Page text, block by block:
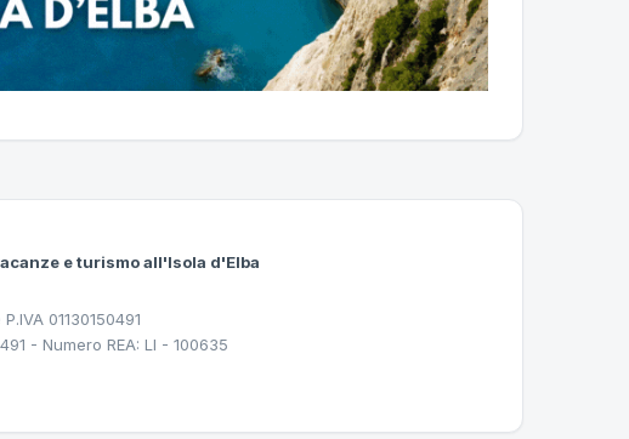
e turismo all'Isola d'Elba
01130150491
- Numero REA: LI - 100635